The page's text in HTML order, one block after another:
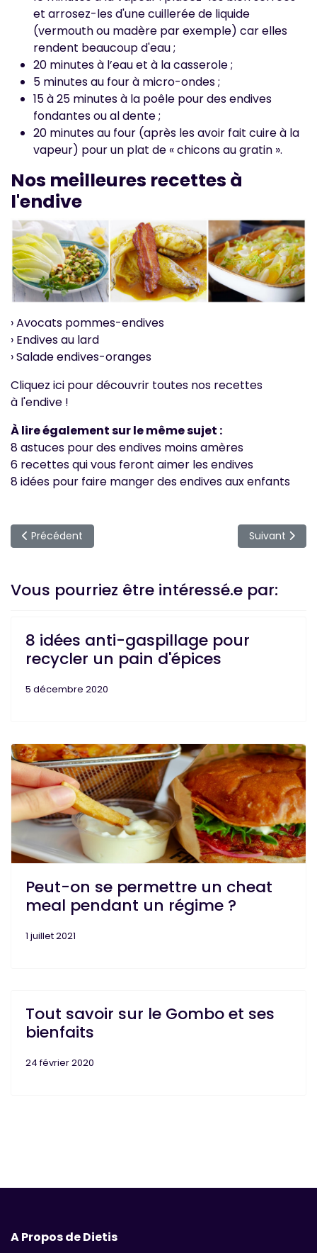
et arrosez-les d'une cuillerée de liquide
(vermouth ou madère par exemple) car elles
rendent beaucoup d'eau ;
20 minutes à l’eau et à la casserole ;
5 minutes au four à micro-ondes ;
15 à 25 minutes à la poêle pour des endives
fondantes ou al dente ;
20 minutes au four (après les avoir fait cuire à la
vapeur) pour un plat de « chicons au gratin ».
Nos meilleures recettes à
l'endive
› Avocats pommes-endives
› Endives au lard
› Salade endives-oranges
Cliquez ici pour découvrir toutes nos recettes
à l'endive !
À lire également sur le même sujet :
8 astuces pour des endives moins amères
6 recettes qui vous feront aimer les endives
8 idées pour faire manger des endives aux enfants
Article précédent : 10 fruits et légumes les moins
Précédent Article
Suivant
Vous pourriez être intéressé.e par:
8 idées anti-gaspillage pour
recycler un pain d'épices
5 décembre 2020
Peut-on se permettre un cheat
meal pendant un régime ?
1 juillet 2021
Tout savoir sur le Gombo et ses
bienfaits
24 février 2020
A Propos de Dietis